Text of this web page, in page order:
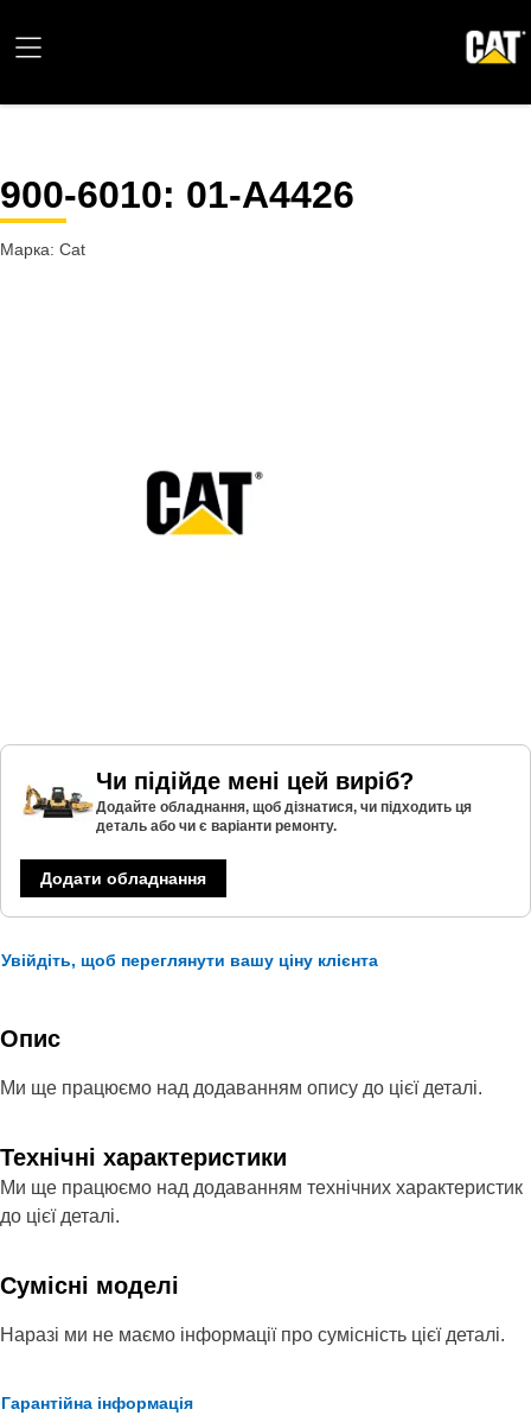
900-6010: 01-A4426
Марка: Cat
Чи підійде мені цей виріб?
Додайте обладнання, щоб дізнатися, чи підходить ця
деталь або чи є варіанти ремонту.
Додати обладнання
Увійдіть, щоб переглянути вашу ціну клієнта
Опис
Ми ще працюємо над додаванням опису до цієї деталі.
Технічні характеристики
Ми ще працюємо над додаванням технічних характеристик
до цієї деталі.
Сумісні моделі
Наразі ми не маємо інформації про сумісність цієї деталі.
Гарантійна інформація